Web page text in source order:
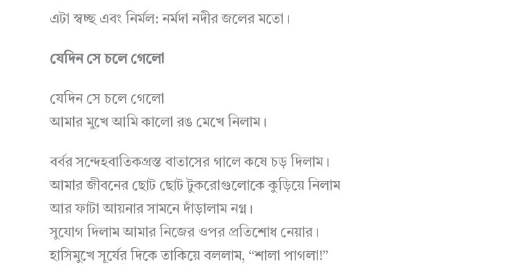
এটা স্বচ্ছ এবং নির্মল: নর্মদা নদীর জলের মতো।
যেদিন সে চলে গেলো
যেদিন সে চলে গেলো
আমার মুখে আমি কালো রঙ মেখে নিলাম।
বর্বর সন্দেহবাতিকগ্রস্ত বাতাসের গালে কষে চড় দিলাম।
আমার জীবনের ছোট ছোট টুকরোগুলোকে কুড়িয়ে নিলাম
আর ফাটা আয়নার সামনে দাঁড়ালাম নগ্ন।
সুযোগ দিলাম আমার নিজের ওপর প্রতিশোধ নেয়ার।
হাসিমুখে সূর্যের দিকে তাকিয়ে বললাম, “শালা পাগলা!”